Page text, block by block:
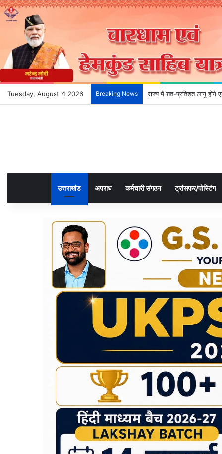
Tuesday, August 4 2026 Breaking News राज्य में शत-प्रतिशत लागू होंगे
उत्तराखंड अपराध कर्मचारी संगठन ट्रांसफर/पोस्टिंग